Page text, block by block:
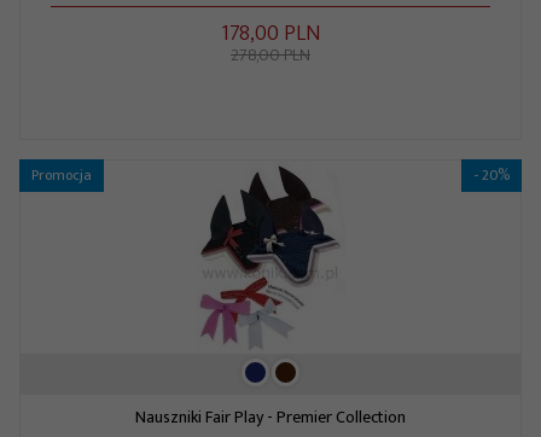
178,00 PLN
278,00 PLN
Promocja - 20%
Nauszniki Fair Play - Premier Collection